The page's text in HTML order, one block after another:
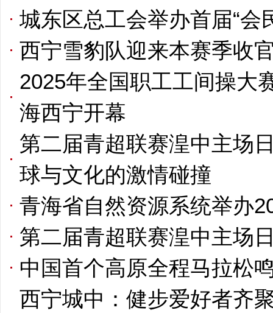
城东区总工会举办首届“会
西宁雪豹队迎来本赛季收
2025年全国职工工间操大
海西宁开幕
第二届青超联赛湟中主场
球与文化的激情碰撞
青海省自然资源系统举办
第二届青超联赛湟中主场
中国首个高原全程马拉松
西宁城中：健步爱好者齐